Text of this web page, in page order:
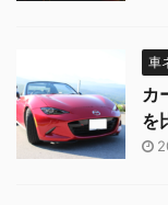
車
カ
を